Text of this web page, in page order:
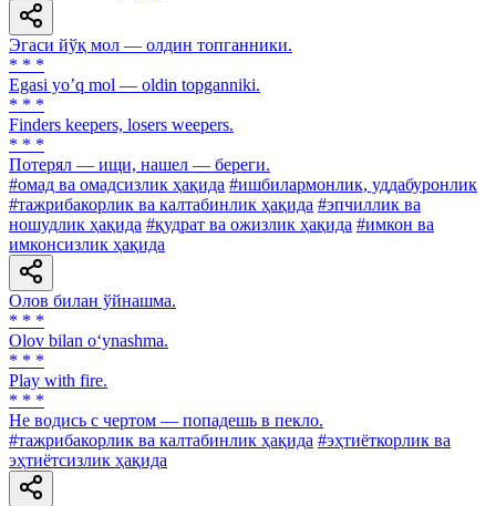
Эгаси йўқ мол — олдин топганники.
* * *
Egasi yoʼq mol — oldin topganniki.
* * *
Finders keepers, losers weepers.
* * *
Потерял — ищи, нашел — береги.
#омад ва омадсизлик ҳақида #ишбилармонлик, уддабуронлик
#тажрибакорлик ва калтабинлик ҳақида #эпчиллик ва
ношудлик ҳақида #қудрат ва ожизлик ҳақида #имкон ва
имконсизлик ҳақида
Олов билан ўйнашма.
* * *
Olov bilan o‘ynashma.
* * *
Play with fire.
* * *
He водись с чертом — попадешь в пекло.
#тажрибакорлик ва калтабинлик ҳақида #эҳтиёткорлик ва
эҳтиётсизлик ҳақида